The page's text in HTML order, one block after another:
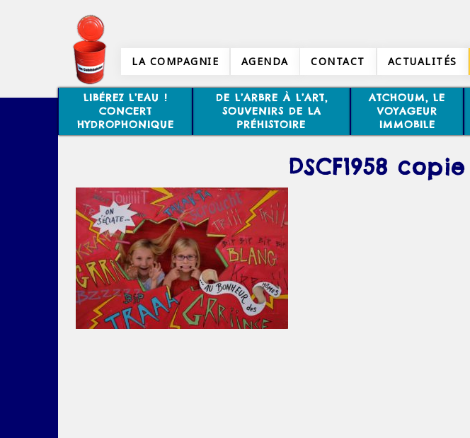
LA COMPAGNIE AGENDA CONTACT ACTUALITÉS
LIBÉREZ L’EAU !
CONCERT
HYDROPHONIQUE
DE L’ARBRE À L’ART,
SOUVENIRS DE LA
PRÉHISTOIRE
ATCHOUM, LE
VOYAGEUR
IMMOBILE
DSCF1958 copie